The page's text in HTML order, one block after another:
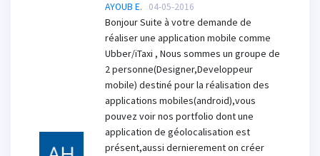
AYOUB E. 04-05-2016
Bonjour Suite à votre demande de
réaliser une application mobile comme
Ubber/iTaxi , Nous sommes un groupe de
2 personne(Designer,Developpeur
mobile) destiné pour la réalisation des
applications mobiles(android),vous
pouvez voir nos portfolio dont une
application de géolocalisation est
présent,aussi dernierement on créer